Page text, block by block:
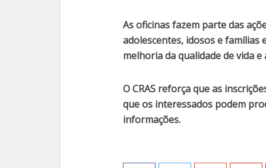
As oficinas fazem parte das
adolescentes, idosos e famílias
melhoria da qualidade de vida
O CRAS reforça que as
que os interessados podem
informações.